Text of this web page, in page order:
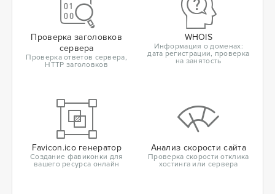
Проверка заголовков
сервера
Проверка ответов сервера,
HTTP заголовков
WHOIS
Информация о доменах:
дата регистрации, проверка
на занятость
Favicon.ico генератор
Создание фавиконки для
вашего ресурса онлайн
Анализ скорости сайта
Проверка скорости отклика
хостинга или сервера